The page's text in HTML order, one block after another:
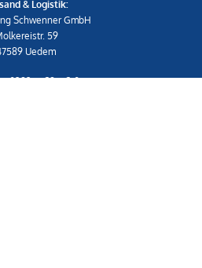
& Logistik:
Schwenner GmbH
59
Uedem
02825 539453-0